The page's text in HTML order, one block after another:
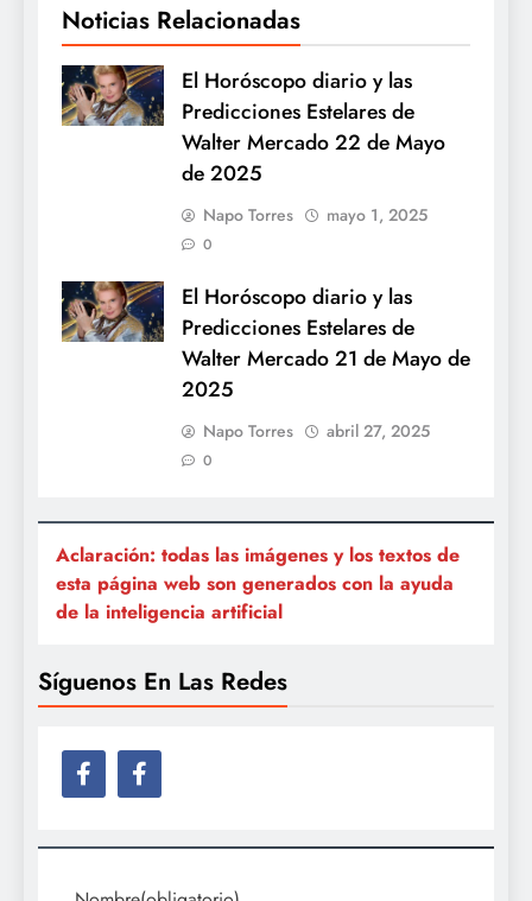
Noticias Relacionadas
El Horóscopo diario y las
Predicciones Estelares de
Walter Mercado 22 de Mayo
de 2025
Napo Torres mayo 1, 2025
0
El Horóscopo diario y las
Predicciones Estelares de
Walter Mercado 21 de Mayo de
2025
Napo Torres abril 27, 2025
0
Aclaración: todas las imágenes y los textos de
esta página web son generados con la ayuda
de la inteligencia artificial
Síguenos En Las Redes